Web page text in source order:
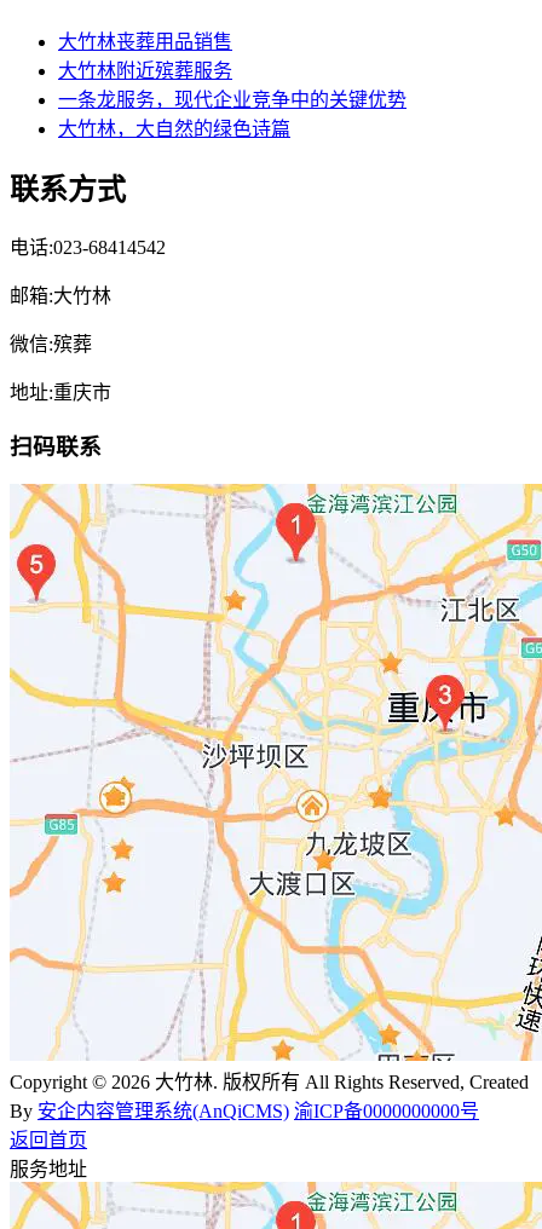
大竹林丧葬用品销售
大竹林附近殡葬服务
一条龙服务，现代企业竞争中的关键优势
大竹林，大自然的绿色诗篇
联系方式
电话:023-68414542
邮箱:大竹林
微信:殡葬
地址:重庆市
扫码联系
Copyright © 2026 大竹林. 版权所有 All Rights Reserved, Created
By 安企内容管理系统(AnQiCMS) 渝ICP备0000000000号
返回首页
服务地址